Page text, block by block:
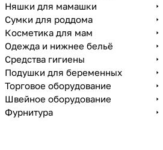
Няшки для мамашки
Сумки для роддома
Косметика для мам
Одежда и нижнее бельё
Средства гигиены
Подушки для беременных
Торговое оборудование
Швейное оборудование
Фурнитура